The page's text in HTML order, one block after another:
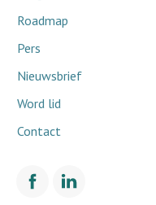
Roadmap
Pers
Nieuwsbrief
Word lid
Contact